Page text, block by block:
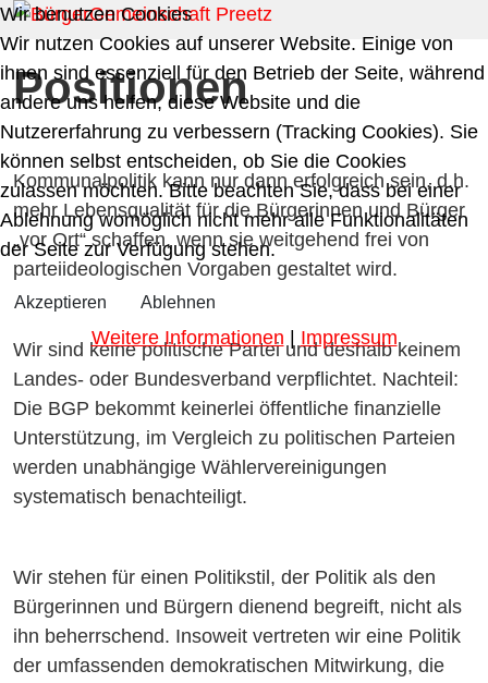
Positionen
Kommunalpolitik kann nur dann erfolgreich sein, d.h.
mehr Lebensqualität für die Bürgerinnen und Bürger
„vor Ort“ schaffen, wenn sie weitgehend frei von
parteiideologischen Vorgaben gestaltet wird.
Wir sind keine politische Partei und deshalb keinem
Landes- oder Bundesverband verpflichtet. Nachteil:
Die BGP bekommt keinerlei öffentliche finanzielle
Unterstützung, im Vergleich zu politischen Parteien
werden unabhängige Wählervereinigungen
systematisch benachteiligt.
Wir stehen für einen Politikstil, der Politik als den
Bürgerinnen und Bürgern dienend begreift, nicht als
ihn beherrschend. Insoweit vertreten wir eine Politik
der umfassenden demokratischen Mitwirkung, die
Wir benutzen Cookies
Wir nutzen Cookies auf unserer Website. Einige von
ihnen sind essenziell für den Betrieb der Seite, während
andere uns helfen, diese Website und die
Nutzererfahrung zu verbessern (Tracking Cookies). Sie
können selbst entscheiden, ob Sie die Cookies
zulassen möchten. Bitte beachten Sie, dass bei einer
Ablehnung womöglich nicht mehr alle Funktionalitäten
der Seite zur Verfügung stehen.
Akzeptieren Ablehnen
Weitere Informationen Impressum